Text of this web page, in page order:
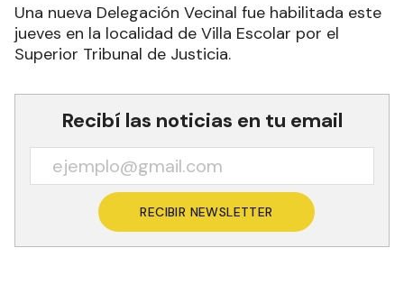
Una nueva Delegación Vecinal fue habilitada este
jueves en la localidad de Villa Escolar por el
Superior Tribunal de Justicia.
Recibí las noticias en tu email
RECIBIR NEWSLETTER